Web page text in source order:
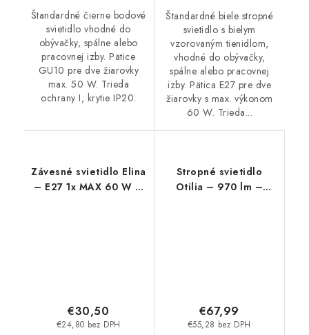
Štandardné čierne bodové
svietidlo vhodné do
obývačky, spálne alebo
pracovnej izby. Pätice
GU10 pre dve žiarovky
max. 50 W. Trieda
ochrany I, krytie IP20.
Štandardné biele stropné
svietidlo s bielym
vzorovaným tienidlom,
vhodné do obývačky,
spálne alebo pracovnej
izby. Pätica E27 pre dve
žiarovky s max. výkonom
60 W. Trieda...
Závesné svietidlo Elina
– E27 1x MAX 60 W –
€24,80 bez DPH
€30,50
Stropné svietidlo
Otilia – 970 lm –
€55,28 bez DPH
€67,99